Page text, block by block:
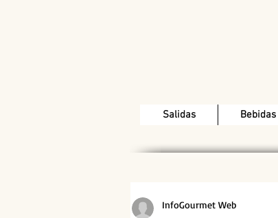
Salidas Bebidas
InfoGourmet Web